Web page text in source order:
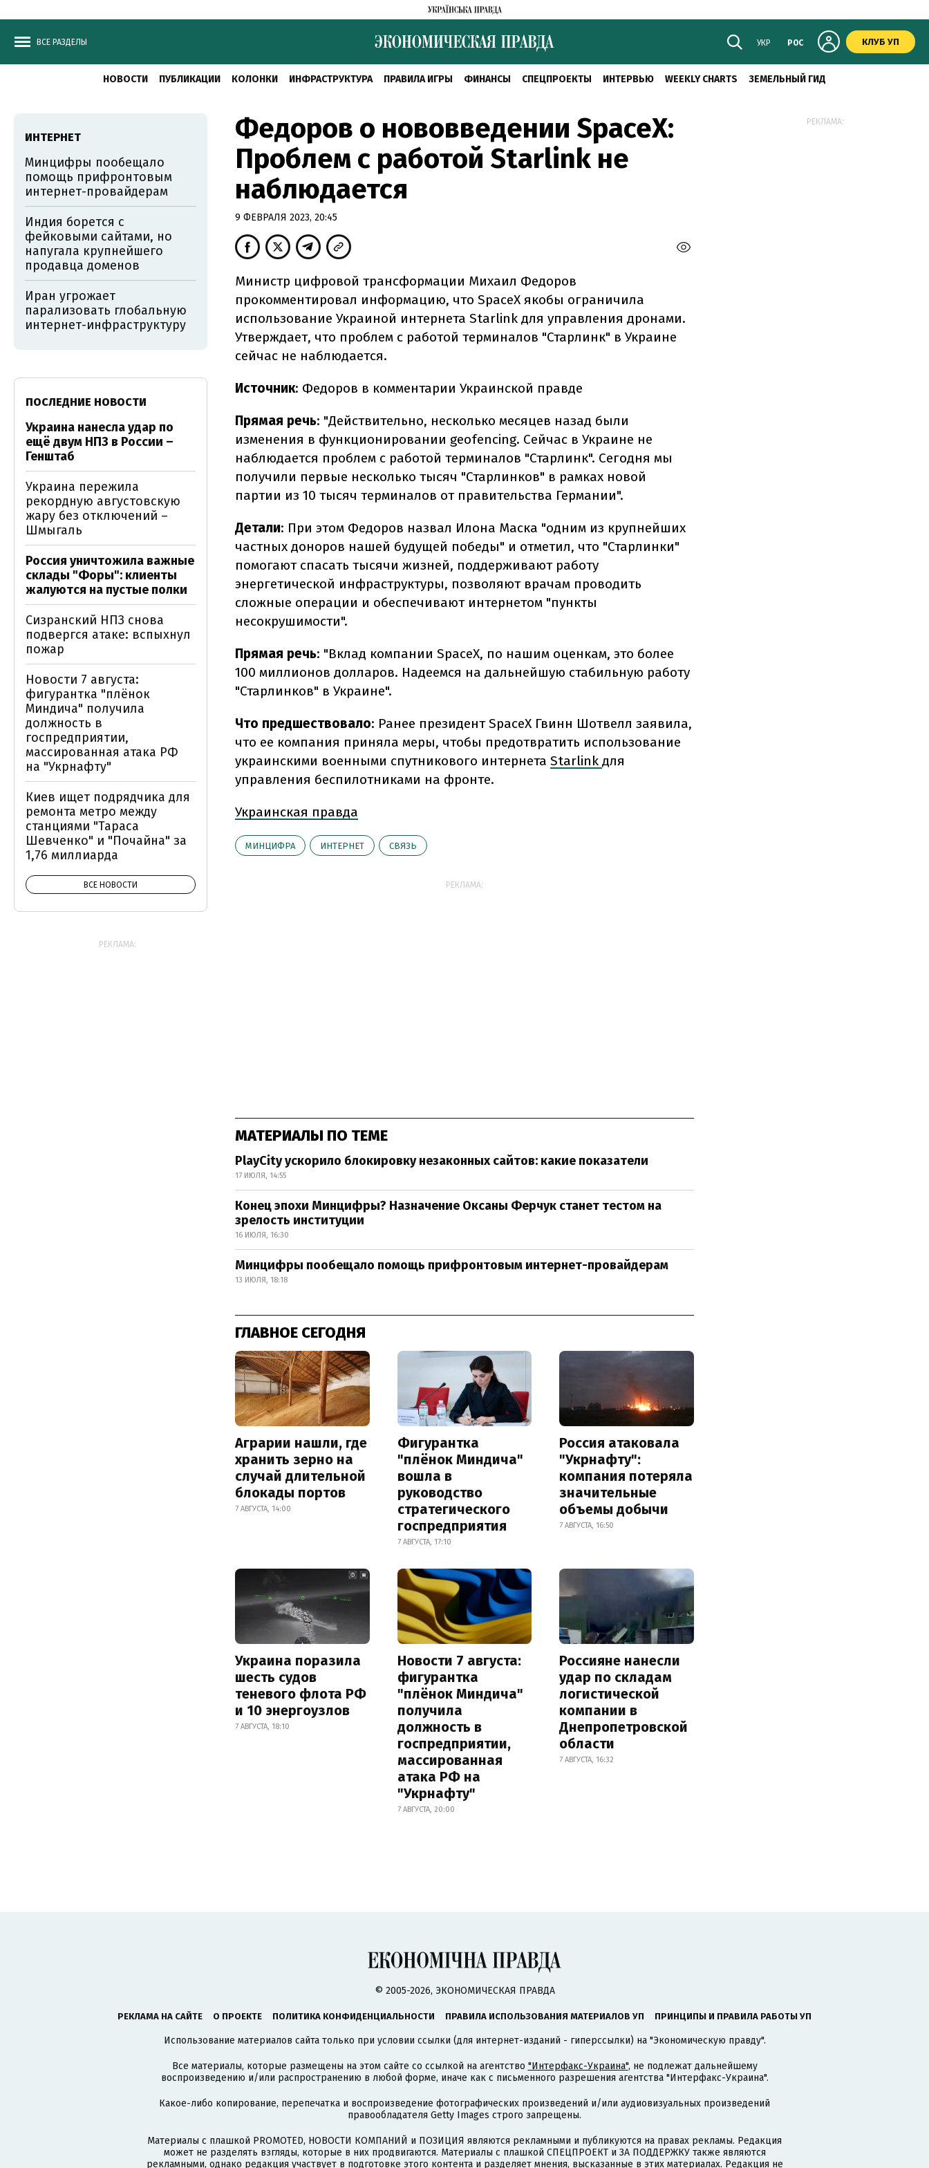
ВСЕ РАЗДЕЛЫ УКР РОС КЛУБ УП
НОВОСТИ ПУБЛИКАЦИИ КОЛОНКИ ИНФРАСТРУКТУРА ПРАВИЛА ИГРЫ ФИНАНСЫ СПЕЦПРОЕКТЫ ИНТЕРВЬЮ WEEKLY CHARTS ЗЕМЕЛЬНЫЙ ГИД
Федоров о нововведении SpaceX:
Проблем с работой Starlink не
наблюдается
9 ФЕВРАЛЯ 2023, 20:45
Министр цифровой трансформации Михаил Федоров
прокомментировал информацию, что SpaceX якобы ограничила
использование Украиной интернета Starlink для управления дронами.
Утверждает, что проблем с работой терминалов "Старлинк" в Украине
сейчас не наблюдается.
Источник: Федоров в комментарии Украинской правде
Прямая речь: "Действительно, несколько месяцев назад были
изменения в функционировании geofencing. Сейчас в Украине не
наблюдается проблем с работой терминалов "Старлинк". Сегодня мы
получили первые несколько тысяч "Старлинков" в рамках новой
партии из 10 тысяч терминалов от правительства Германии".
Детали: При этом Федоров назвал Илона Маска "одним из крупнейших
частных доноров нашей будущей победы" и отметил, что "Старлинки"
помогают спасать тысячи жизней, поддерживают работу
энергетической инфраструктуры, позволяют врачам проводить
сложные операции и обеспечивают интернетом "пункты
несокрушимости".
Прямая речь: "Вклад компании SpaceX, по нашим оценкам, это более
100 миллионов долларов. Надеемся на дальнейшую стабильную работу
"Старлинков" в Украине".
Что предшествовало: Ранее президент SpaceX Гвинн Шотвелл заявила,
что ее компания приняла меры, чтобы предотвратить использование
украинскими военными спутникового интернета Starlink для
управления беспилотниками на фронте.
Украинская правда
МИНЦИФРА ИНТЕРНЕТ СВЯЗЬ
РЕКЛАМА:
МАТЕРИАЛЫ ПО ТЕМЕ
PlayCity ускорило блокировку незаконных сайтов: какие показатели
17 ИЮЛЯ, 14:55
Конец эпохи Минцифры? Назначение Оксаны Ферчук станет тестом на
зрелость институции
16 ИЮЛЯ, 16:30
Минцифры пообещало помощь прифронтовым интернет-провайдерам
13 ИЮЛЯ, 18:18
ГЛАВНОЕ СЕГОДНЯ
Аграрии нашли, где
хранить зерно на
случай длительной
блокады портов
7 АВГУСТА, 14:00
Фигурантка
"плёнок Миндича"
вошла в
руководство
стратегического
госпредприятия
7 АВГУСТА, 17:10
Россия атаковала
"Укрнафту":
компания потеряла
значительные
объемы добычи
7 АВГУСТА, 16:50
Украина поразила
шесть судов
теневого флота РФ
и 10 энергоузлов
7 АВГУСТА, 18:10
Новости 7 августа:
фигурантка
"плёнок Миндича"
получила
должность в
госпредприятии,
массированная
атака РФ на
"Укрнафту"
7 АВГУСТА, 20:00
Россияне нанесли
удар по складам
логистической
компании в
Днепропетровской
области
7 АВГУСТА, 16:32
ИНТЕРНЕТ
Минцифры пообещало
помощь прифронтовым
интернет-провайдерам
Индия борется с
фейковыми сайтами, но
напугала крупнейшего
продавца доменов
Иран угрожает
парализовать глобальную
интернет-инфраструктуру
ПОСЛЕДНИЕ НОВОСТИ
Украина нанесла удар по
ещё двум НПЗ в России –
Генштаб
Украина пережила
рекордную августовскую
жару без отключений –
Шмыгаль
Россия уничтожила важные
склады "Форы": клиенты
жалуются на пустые полки
Сизранский НПЗ снова
подвергся атаке: вспыхнул
пожар
Новости 7 августа:
фигурантка "плёнок
Миндича" получила
должность в
госпредприятии,
массированная атака РФ
на "Укрнафту"
Киев ищет подрядчика для
ремонта метро между
станциями "Тараса
Шевченко" и "Почайна" за
1,76 миллиарда
ВСЕ НОВОСТИ
РЕКЛАМА:
РЕКЛАМА:
© 2005-2026, ЭКОНОМИЧЕСКАЯ ПРАВДА
РЕКЛАМА НА САЙТЕ О ПРОЕКТЕ ПОЛИТИКА КОНФИДЕНЦИАЛЬНОСТИ ПРАВИЛА ИСПОЛЬЗОВАНИЯ МАТЕРИАЛОВ УП ПРИНЦИПЫ И ПРАВИЛА РАБОТЫ УП
Использование материалов сайта только при условии ссылки (для интернет-изданий - гиперссылки) на "Экономическую правду".
Все материалы, которые размещены на этом сайте со ссылкой на агентство "Интерфакс-Украина", не подлежат дальнейшему
воспроизведению и/или распространению в любой форме, иначе как с письменного разрешения агентства "Интерфакс-Украина".
Какое-либо копирование, перепечатка и воспроизведение фотографических произведений и/или аудиовизуальных произведений
правообладателя Getty Images строго запрещены.
Материалы с плашкой PROMOTED, НОВОСТИ КОМПАНИЙ и ПОЗИЦИЯ являются рекламными и публикуются на правах рекламы. Редакция
может не разделять взгляды, которые в них продвигаются. Материалы с плашкой СПЕЦПРОЕКТ и ЗА ПОДДЕРЖКУ также являются
рекламными, однако редакция участвует в подготовке этого контента и разделяет мнения, высказанные в этих материалах. Редакция не